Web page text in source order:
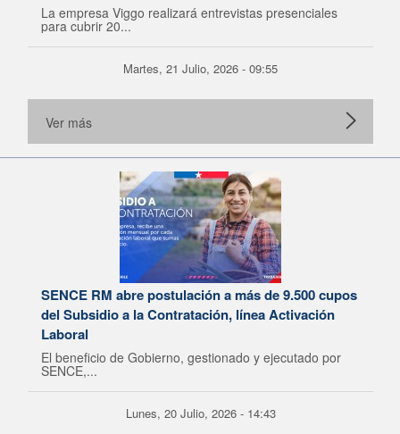
La empresa Viggo realizará entrevistas presenciales
para cubrir 20...
Martes, 21 Julio, 2026 - 09:55
Ver más
SENCE RM abre postulación a más de 9.500 cupos
del Subsidio a la Contratación, línea Activación
Laboral
El beneficio de Gobierno, gestionado y ejecutado por
SENCE,...
Lunes, 20 Julio, 2026 - 14:43